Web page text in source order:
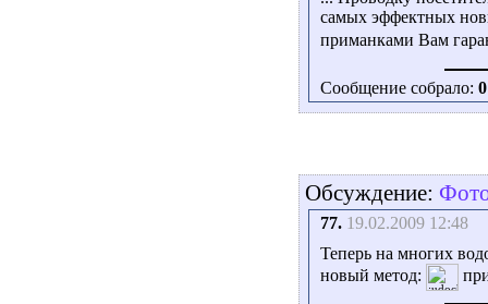
самых эффектных
приманками Вам
Сообщение собрало: 0
Обсуждение:
77. 19.02.2009 12:48
Теперь на многих
новый метод: